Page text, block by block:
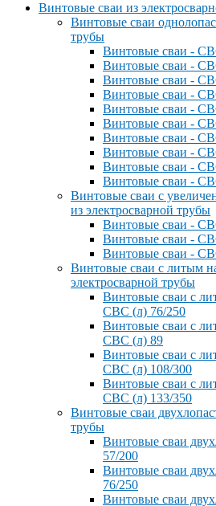
Винтовые сваи из
Винтовые сваи
трубы
Винтовые сваи -
Винтовые сваи -
Винтовые сваи -
Винтовые сваи -
Винтовые сваи -
Винтовые сваи -
Винтовые сваи -
Винтовые сваи -
Винтовые сваи -
Винтовые сваи -
Винтовые сваи с
из электросварной трубы
Винтовые сваи -
Винтовые сваи -
Винтовые сваи -
Винтовые сваи с литым
электросварной трубы
Винтовые сваи с
СВС (л) 76/250
Винтовые сваи с
СВС (л) 89
Винтовые сваи с
СВС (л) 108/300
Винтовые сваи с
СВС (л) 133/350
Винтовые сваи
трубы
Винтовые сваи
57/200
Винтовые сваи
76/250
Винтовые сваи